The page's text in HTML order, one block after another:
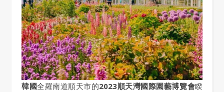
韓國全羅南道順天市的2023順天灣國際園藝博覽會睽